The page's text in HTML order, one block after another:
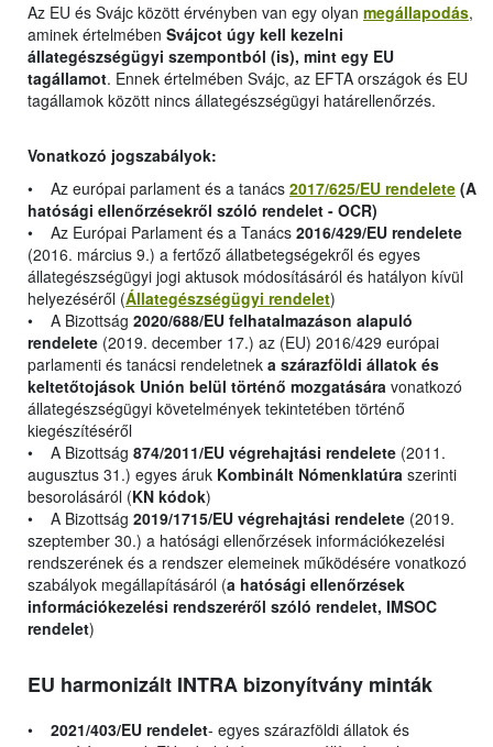
Az EU és Svájc között érvényben van egy olyan megállapodás,
aminek értelmében Svájcot úgy kell kezelni
állategészségügyi szempontból (is), mint egy EU
tagállamot. Ennek értelmében Svájc, az EFTA országok és EU
tagállamok között nincs állategészségügyi határellenőrzés.
Vonatkozó jogszabályok:
• Az európai parlament és a tanács 2017/625/EU rendelete (A
hatósági ellenőrzésekről szóló rendelet - OCR)
• Az Európai Parlament és a Tanács 2016/429/EU rendelete
(2016. március 9.) a fertőző állatbetegségekről és egyes
állategészségügyi jogi aktusok módosításáról és hatályon kívül
helyezéséről (Állategészségügyi rendelet)
• A Bizottság 2020/688/EU felhatalmazáson alapuló
rendelete (2019. december 17.) az (EU) 2016/429 európai
parlamenti és tanácsi rendeletnek a szárazföldi állatok és
keltetőtojások Unión belül történő mozgatására vonatkozó
állategészségügyi követelmények tekintetében történő
kiegészítéséről
• A Bizottság 874/2011/EU végrehajtási rendelete (2011.
augusztus 31.) egyes áruk Kombinált Nómenklatúra szerinti
besorolásáról (KN kódok)
• A Bizottság 2019/1715/EU végrehajtási rendelete (2019.
szeptember 30.) a hatósági ellenőrzések információkezelési
rendszerének és a rendszer elemeinek működésére vonatkozó
szabályok megállapításáról (a hatósági ellenőrzések
információkezelési rendszeréről szóló rendelet, IMSOC
rendelet)
EU harmonizált INTRA bizonyítvány minták
• 2021/403/EU rendelet- egyes szárazföldi állatok és